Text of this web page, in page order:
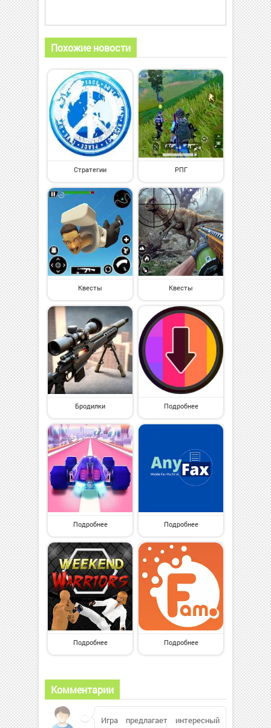
Похожие новости
Стратегии РПГ
Квесты Квесты
Бродилки Подробнее
Подробнее Подробнее
Подробнее Подробнее
Комментарии
Игра предлагает интересный